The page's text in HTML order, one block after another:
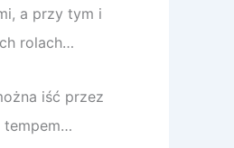
a przy tym i
rolach…
iść przez
tempem…